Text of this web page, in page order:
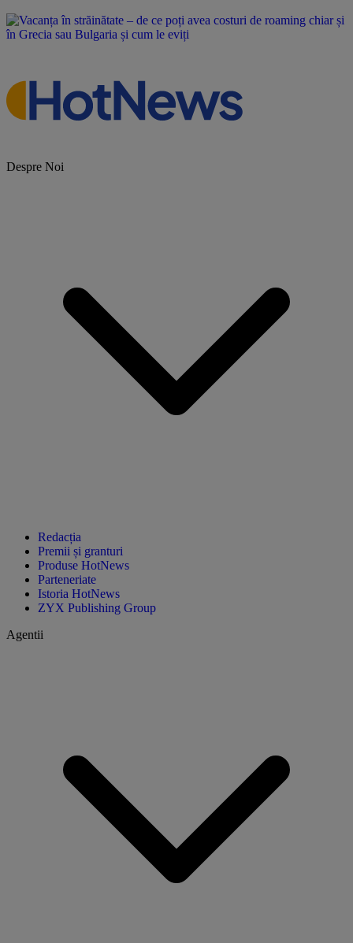
Despre Noi
Redacția
Premii și granturi
Produse HotNews
Parteneriate
Istoria HotNews
ZYX Publishing Group
Agentii